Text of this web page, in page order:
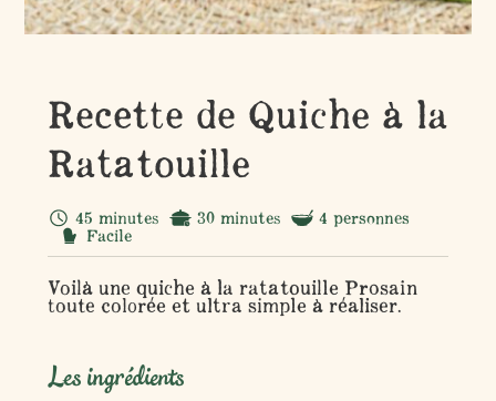
Recette de Quiche à la
Ratatouille
45 minutes 30 minutes
4 personnes
Facile
Voilà une quiche à la ratatouille Prosain
toute colorée et ultra simple à réaliser.
Les ingrédients